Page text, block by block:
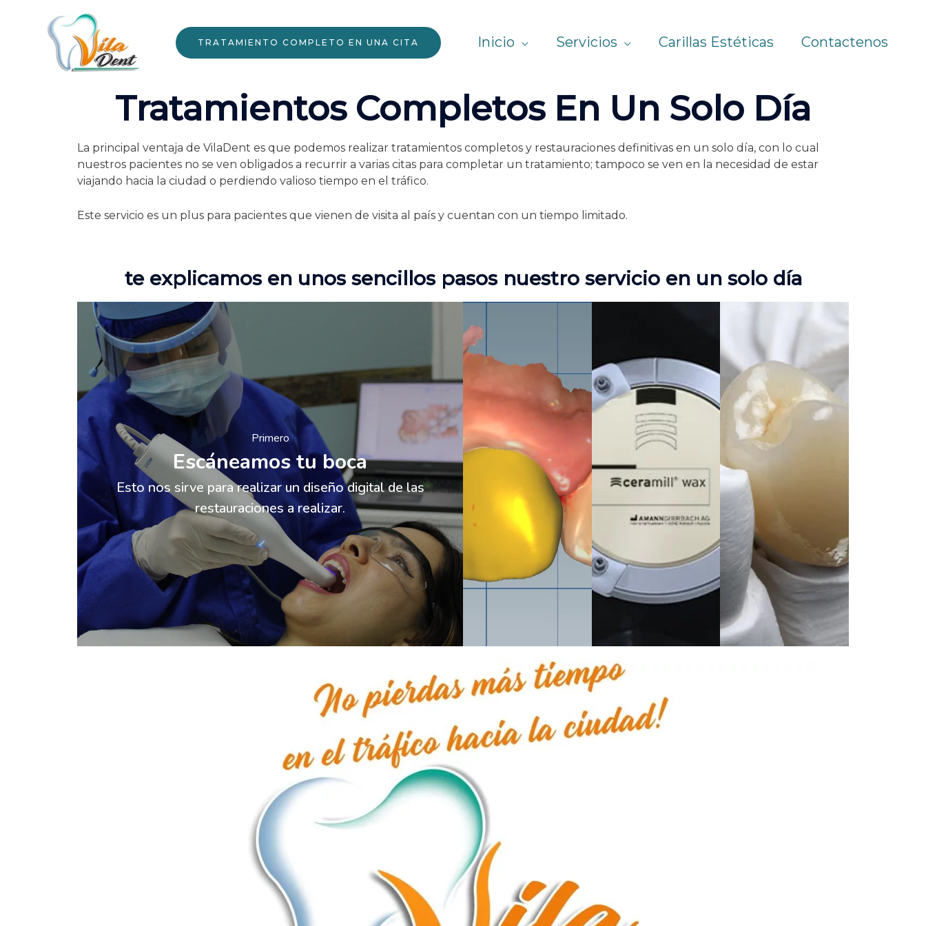
TRATAMIENTO COMPLETO EN UNA CITA Inicio Servicios Carillas Estéticas Contactenos
Tratamientos Completos En Un Solo Día
La principal ventaja de VilaDent es que podemos realizar tratamientos completos y restauraciones definitivas en un solo día, con lo cual
nuestros pacientes no se ven obligados a recurrir a varias citas para completar un tratamiento; tampoco se ven en la necesidad de estar
viajando hacia la ciudad o perdiendo valioso tiempo en el tráfico.
Este servicio es un plus para pacientes que vienen de visita al país y cuentan con un tiempo limitado.
te explicamos en unos sencillos pasos nuestro servicio en un solo día
Primero
Escáneamos tu boca
Esto nos sirve para realizar un diseño digital de las
restauraciones a realizar.